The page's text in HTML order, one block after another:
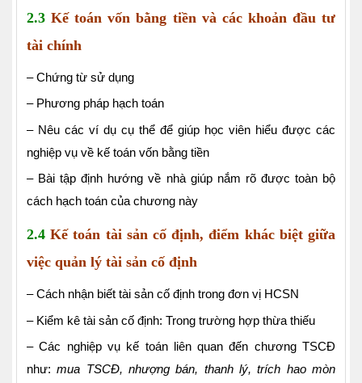
2.3 Kế toán vốn bằng tiền và các khoản đầu tư
tài chính
– Chứng từ sử dụng
– Phương pháp hạch toán
– Nêu các ví dụ cụ thể để giúp học viên hiểu được các
nghiệp vụ về kế toán vốn bằng tiền
– Bài tập định hướng về nhà giúp nắm rõ được toàn bộ
cách hạch toán của chương này
2.4 Kế toán tài sản cố định, điểm khác biệt giữa
việc quản lý tài sản cố định
– Cách nhận biết tài sản cố định trong đơn vị HCSN
– Kiểm kê tài sản cố định: Trong trường hợp thừa thiếu
– Các nghiệp vụ kế toán liên quan đến chương TSCĐ
như: mua TSCĐ, nhượng bán, thanh lý, trích hao mòn